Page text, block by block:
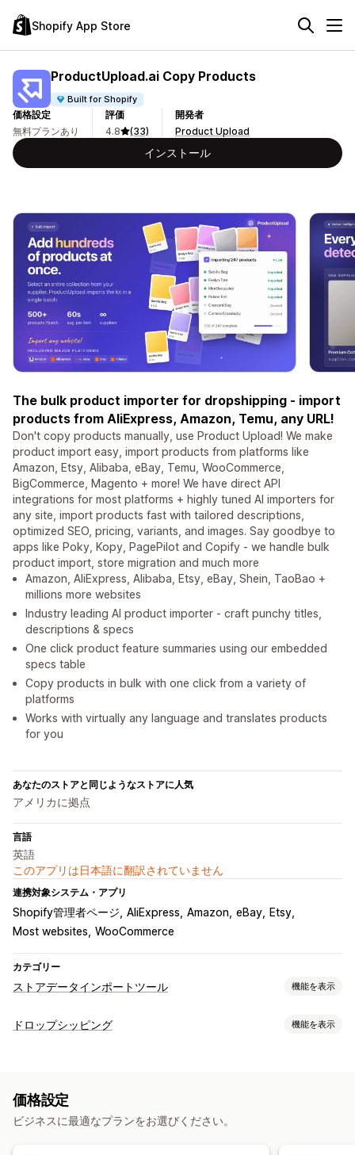
Shopify App Store
ProductUpload.ai Copy Products
Built for Shopify
価格設定
無料プランあり
評価
4.8
(33)
開発者
Product Upload
インストール
The bulk product importer for dropshipping - import
products from AliExpress, Amazon, Temu, any URL!
Don't copy products manually, use Product Upload! We make
product import easy, import products from platforms like
Amazon, Etsy, Alibaba, eBay, Temu, WooCommerce,
BigCommerce, Magento + more! We have direct API
integrations for most platforms + highly tuned AI importers for
any site, import products fast with tailored descriptions,
optimized SEO, pricing, variants, and images. Say goodbye to
apps like Poky, Kopy, PagePilot and Copify - we handle bulk
product import, store migration and much more
Amazon, AliExpress, Alibaba, Etsy, eBay, Shein, TaoBao +
millions more websites
Industry leading AI product importer - craft punchy titles,
descriptions & specs
One click product feature summaries using our embedded
specs table
Copy products in bulk with one click from a variety of
platforms
Works with virtually any language and translates products
for you
あなたのストアと同じようなストアに人気
アメリカに拠点
言語
英語
このアプリは日本語に翻訳されていません
連携対象システム・アプリ
Shopify管理者ページ AliExpress Amazon eBay
Etsy
Most websites WooCommerce
カテゴリー
ストアデータインポートツール 機能を表示
データ同期
一括インポート
プラットフォーム移行
ドロップシッピング 機能を表示
インテリア・園芸品
アート・クラフト エンターテイメント・メディア
価格設定
ビジネスに最適なプランをお選びください。